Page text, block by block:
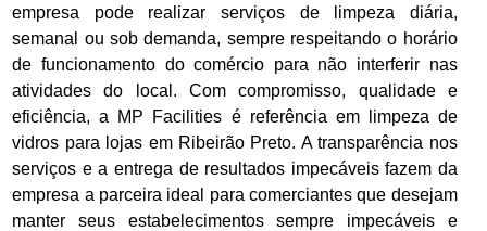
empresa pode realizar serviços de limpeza diária,
semanal ou sob demanda, sempre respeitando o horário
de funcionamento do comércio para não interferir nas
atividades do local. Com compromisso, qualidade e
eficiência, a MP Facilities é referência em limpeza de
vidros para lojas em Ribeirão Preto. A transparência nos
serviços e a entrega de resultados impecáveis fazem da
empresa a parceira ideal para comerciantes que desejam
manter seus estabelecimentos sempre impecáveis e